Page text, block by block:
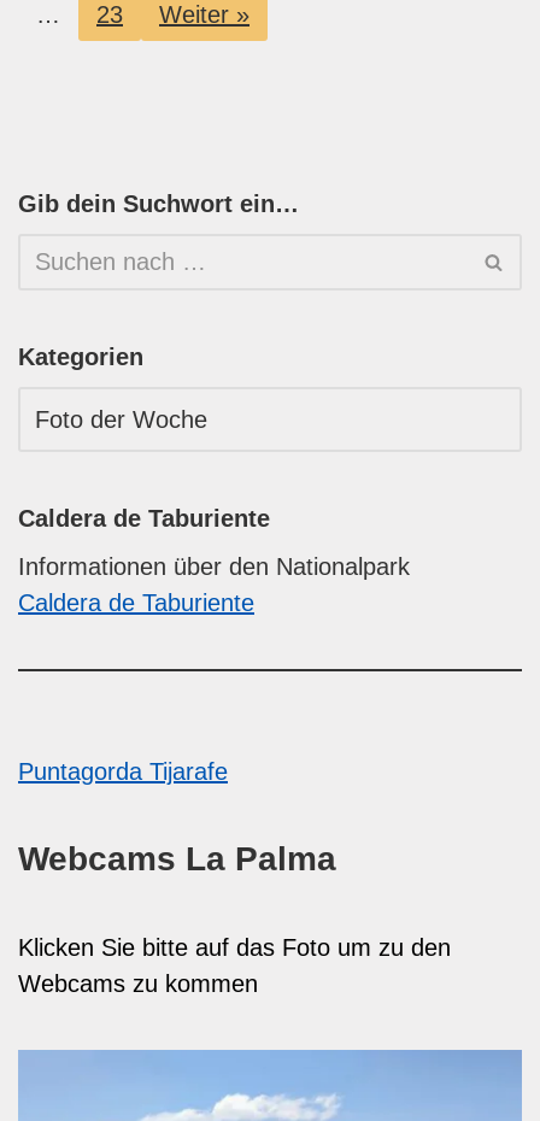
…
23 Weiter »
Gib dein Suchwort ein…
Kategorien
Caldera de Taburiente
Informationen über den Nationalpark
Caldera de Taburiente
Puntagorda Tijarafe
Webcams La Palma
Klicken Sie bitte auf das Foto um zu den
Webcams zu kommen